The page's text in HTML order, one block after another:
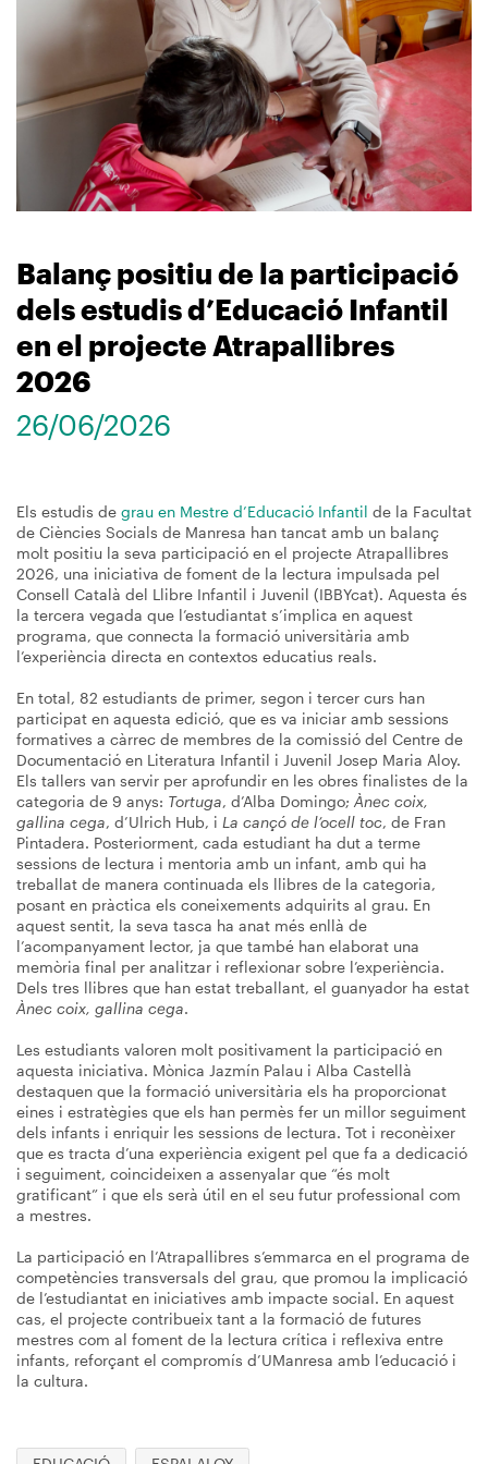
Balanç positiu de la participació
dels estudis d’Educació Infantil
en el projecte Atrapallibres
2026
26/06/2026
Els estudis de grau en Mestre d’Educació Infantil de la Facultat
de Ciències Socials de Manresa han tancat amb un balanç
molt positiu la seva participació en el projecte Atrapallibres
2026, una iniciativa de foment de la lectura impulsada pel
Consell Català del Llibre Infantil i Juvenil (IBBYcat). Aquesta és
la tercera vegada que l’estudiantat s’implica en aquest
programa, que connecta la formació universitària amb
l’experiència directa en contextos educatius reals.
En total, 82 estudiants de primer, segon i tercer curs han
participat en aquesta edició, que es va iniciar amb sessions
formatives a càrrec de membres de la comissió del Centre de
Documentació en Literatura Infantil i Juvenil Josep Maria Aloy.
Els tallers van servir per aprofundir en les obres finalistes de la
categoria de 9 anys: Tortuga, d’Alba Domingo; Ànec coix,
gallina cega, d’Ulrich Hub, i La cançó de l’ocell toc, de Fran
Pintadera. Posteriorment, cada estudiant ha dut a terme
sessions de lectura i mentoria amb un infant, amb qui ha
treballat de manera continuada els llibres de la categoria,
posant en pràctica els coneixements adquirits al grau. En
aquest sentit, la seva tasca ha anat més enllà de
l’acompanyament lector, ja que també han elaborat una
memòria final per analitzar i reflexionar sobre l’experiència.
Dels tres llibres que han estat treballant, el guanyador ha estat
Ànec coix, gallina cega.
Les estudiants valoren molt positivament la participació en
aquesta iniciativa. Mònica Jazmín Palau i Alba Castellà
destaquen que la formació universitària els ha proporcionat
eines i estratègies que els han permès fer un millor seguiment
dels infants i enriquir les sessions de lectura. Tot i reconèixer
que es tracta d’una experiència exigent pel que fa a dedicació
i seguiment, coincideixen a assenyalar que “és molt
gratificant” i que els serà útil en el seu futur professional com
a mestres.
La participació en l’Atrapallibres s’emmarca en el programa de
competències transversals del grau, que promou la implicació
de l’estudiantat en iniciatives amb impacte social. En aquest
cas, el projecte contribueix tant a la formació de futures
mestres com al foment de la lectura crítica i reflexiva entre
infants, reforçant el compromís d’UManresa amb l’educació i
la cultura.